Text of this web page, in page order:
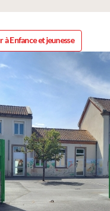
à Enfance et jeunesse